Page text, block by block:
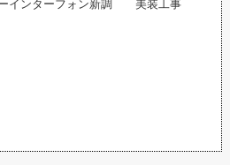
インターフォン新調 美装工事